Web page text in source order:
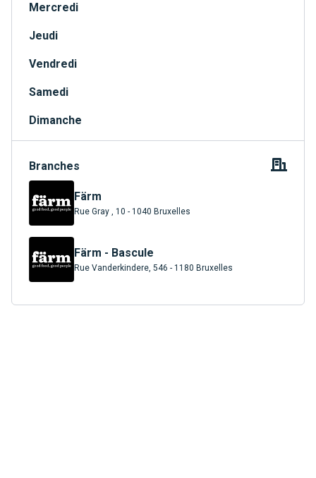
Mercredi
Jeudi
Vendredi
Samedi
Dimanche
Branches
Färm
Rue Gray , 10 - 1040 Bruxelles
Färm - Bascule
Rue Vanderkindere, 546 - 1180 Bruxelles